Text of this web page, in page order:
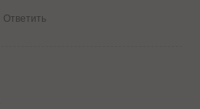
Ответить